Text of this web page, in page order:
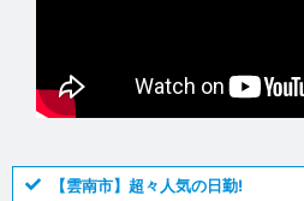
【雲南市】超々人気の日勤!